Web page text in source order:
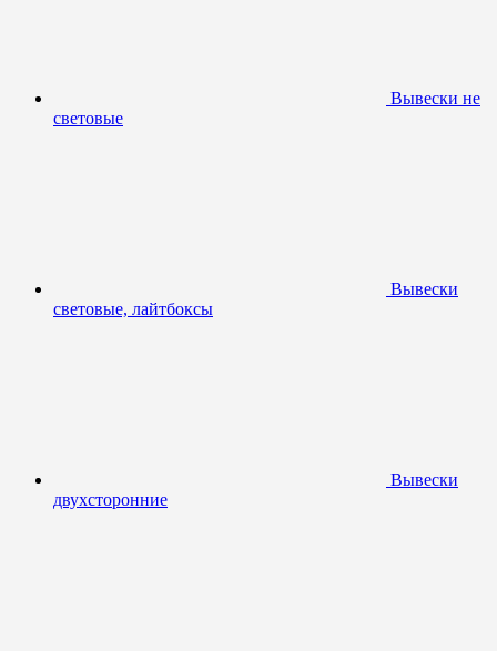
Вывески не
световые
Вывески
световые, лайтбоксы
Вывески
двухсторонние